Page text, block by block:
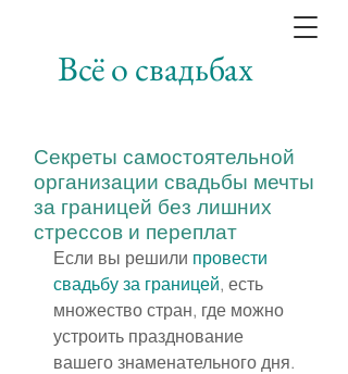
Всё о свадьбах
Секреты самостоятельной
организации свадьбы мечты
за границей без лишних
стрессов и переплат
Если вы решили провести
свадьбу за границей, есть
множество стран, где можно
устроить празднование
вашего знаменательного дня.